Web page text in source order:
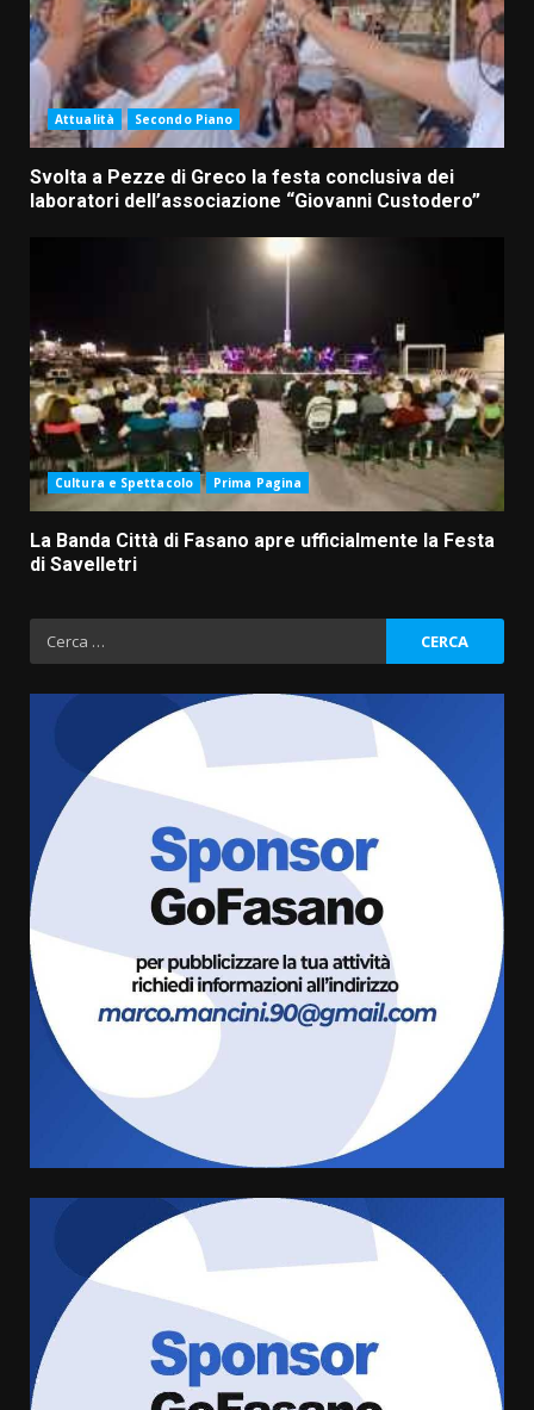
Attualità Secondo Piano
Svolta a Pezze di Greco la festa conclusiva dei
laboratori dell’associazione “Giovanni Custodero”
Cultura e Spettacolo Prima Pagina
La Banda Città di Fasano apre ufficialmente la Festa
di Savelletri
Ricerca
per:
La Banda Città di Fasano apre
ufficialmente la Festa di
8 Agosto 2026 11:00
Savelletri in festa, domani sera
grande spettacolo con Uccio De
Santis
Sostenibile: premiati gli studenti
universitari del bando “La strada
giusta”
8 Agosto 2026 07:15
“I Contestatori: Musica di
Rivoluzione”: nuovo
appuntamento con “Fasano in
Banda”